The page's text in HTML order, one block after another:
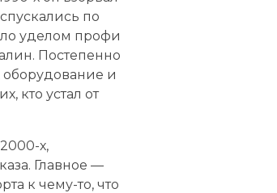
по
уделом профи
Постепенно
и
кто устал от
х,
Главное —
к чему-то, что